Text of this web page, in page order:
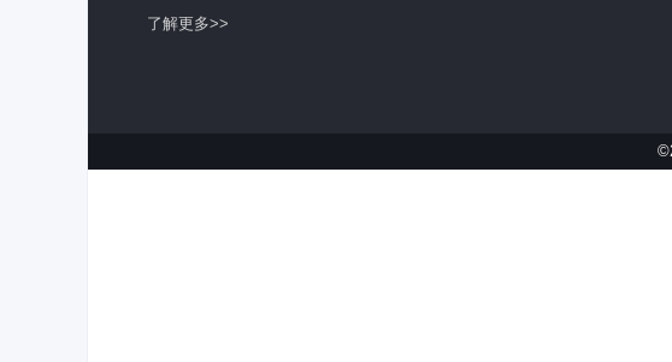
了解更多>>